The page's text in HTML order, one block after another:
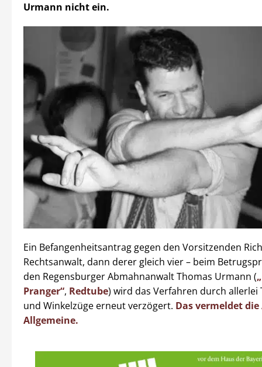
Urmann nicht ein.
Ein Befangenheitsantrag gegen den Vorsitzenden
Rechtsanwalt, dann derer gleich vier – beim
den Regensburger Abmahnanwalt Thomas Urmann (
Pranger“, Redtube) wird das Verfahren durch allerlei
und Winkelzüge erneut verzögert. Das vermeldet
Allgemeine.